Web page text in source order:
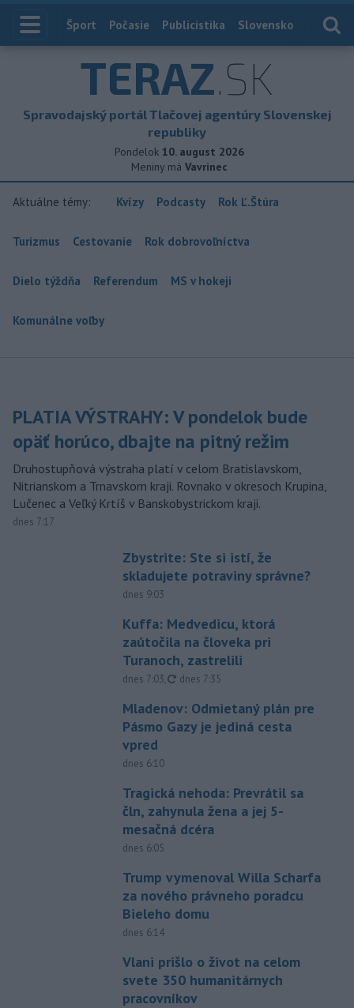
Index
Šport Počasie Publicistika Slovensko
TERAZ.SK
Spravodajský portál Tlačovej agentúry Slovenskej
republiky
Pondelok 10. august 2026
Meniny má Vavrinec
Aktuálne témy: Kvízy Podcasty Rok Ľ.Štúra
Turizmus Cestovanie Rok dobrovoľníctva
Dielo týždňa Referendum MS v hokeji
Komunálne voľby
PLATIA VÝSTRAHY: V pondelok bude
opäť horúco, dbajte na pitný režim
Druhostupňová výstraha platí v celom Bratislavskom,
Nitrianskom a Trnavskom kraji. Rovnako v okresoch Krupina,
Lučenec a Veľký Krtíš v Banskobystrickom kraji.
dnes 7:17
Zbystrite: Ste si istí, že
skladujete potraviny správne?
dnes 9:03
Kuffa: Medvedicu, ktorá
zaútočila na človeka pri
Turanoch, zastrelili
dnes 7:03, aktualizované
dnes 7:35
Mladenov: Odmietaný plán pre
Pásmo Gazy je jediná cesta
vpred
dnes 6:10
Tragická nehoda: Prevrátil sa
čln, zahynula žena a jej 5-
mesačná dcéra
dnes 6:05
Trump vymenoval Willa Scharfa
za nového právneho poradcu
Bieleho domu
dnes 6:14
Vlani prišlo o život na celom
svete 350 humanitárnych
pracovníkov